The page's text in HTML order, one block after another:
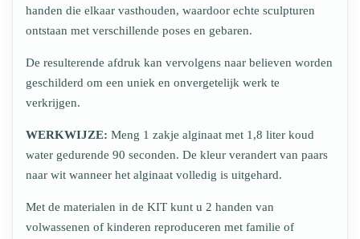
handen die elkaar vasthouden, waardoor echte sculpturen
ontstaan met verschillende poses en gebaren.
De resulterende afdruk kan vervolgens naar believen worden
geschilderd om een uniek en onvergetelijk werk te
verkrijgen.
WERKWIJZE: Meng 1 zakje alginaat met 1,8 liter koud
water gedurende 90 seconden. De kleur verandert van paars
naar wit wanneer het alginaat volledig is uitgehard.
Met de materialen in de KIT kunt u 2 handen van
volwassenen of kinderen reproduceren met familie of